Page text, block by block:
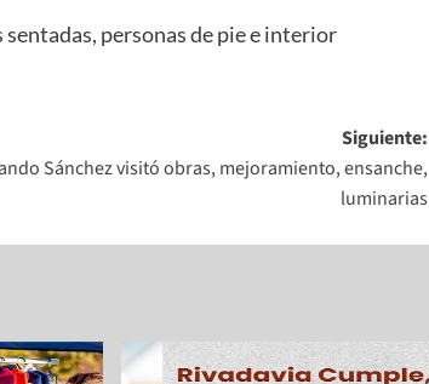
Siguiente:
Sánchez visitó obras, mejoramiento, ensanche,
luminarias